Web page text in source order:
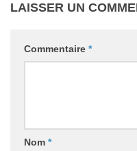
LAISSER UN
Commentaire *
Nom *